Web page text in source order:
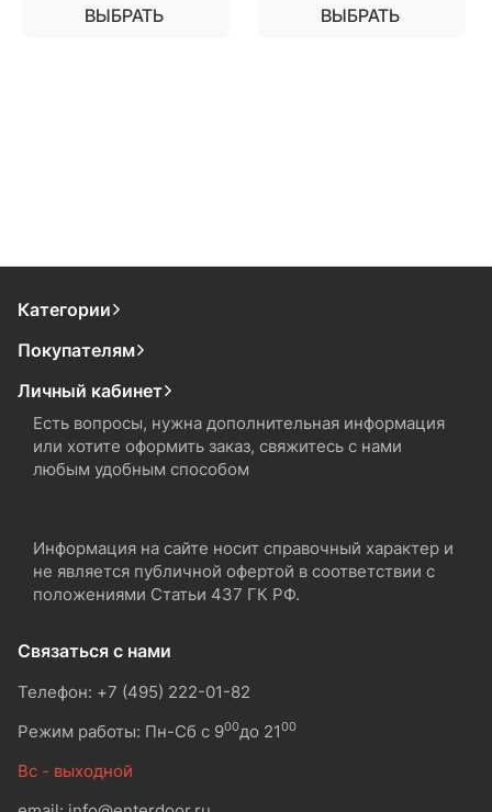
ВЫБРАТЬ ВЫБРАТЬ
Категории
Покупателям
Личный кабинет
Есть вопросы, нужна дополнительная информация
или хотите оформить заказ, свяжитесь с нами
любым удобным способом
Информация на сайте носит справочный характер и
не является публичной офертой в соответствии с
положениями Статьи 437 ГК РФ.
Связаться с нами
Телефон: +7 (495) 222-01-82
Режим работы: Пн-Сб с 900до 2100
Вс - выходной